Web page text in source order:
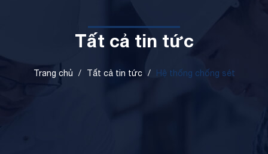
Tất cả tin tức
Trang chủ / Tất cả tin tức / Hệ thống chống sét